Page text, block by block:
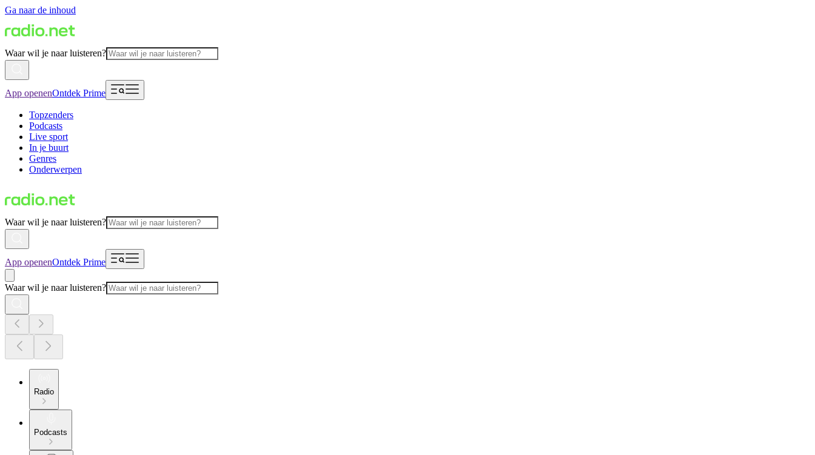
Ga naar de inhoud
Waar wil je naar luisteren?
App openenOntdek Prime
Topzenders
Podcasts
Live sport
In je buurt
Genres
Onderwerpen
Waar wil je naar luisteren?
App openenOntdek Prime
Waar wil je naar luisteren?
Radio
Podcasts